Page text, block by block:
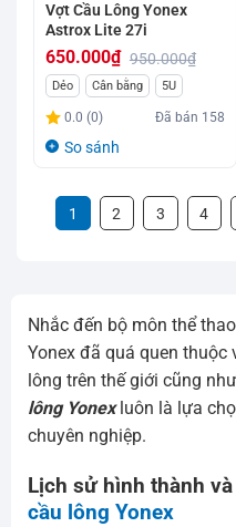
Vợt Cầu Lông Yonex
Astrox Lite 27i
950.000₫
Giá
gốc
là:
650.000₫
Giá
hiện
tại
650.000₫.
Dẻo Cân bằng 5U
0.0 (0) Đã bán 158
So sánh
1 2 3 4
Nhắc đến bộ môn thể
Yonex đã quá quen
lông trên thế giới cũng
lông Yonexluôn là lựa
chuyên nghiệp.
Lịch sử hình thành
cầu lông Yonex